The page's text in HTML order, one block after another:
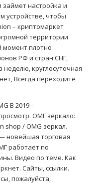
настройка и
устройстве, чтобы
– криптомаркет
территории
момент плотно
РФ и стран СНГ,
неделю, круглосуточная
Всегда переходите
В 2019 –
ОМГ зеркало:
shop / OMG зеркал.
новейшая торговая
работает по
Видео по теме. Как
Сайты, ссылки.
пожалуйста,